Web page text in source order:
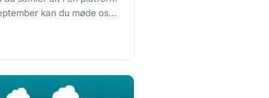
kan du møde os
Cloud & AI Festival 2025